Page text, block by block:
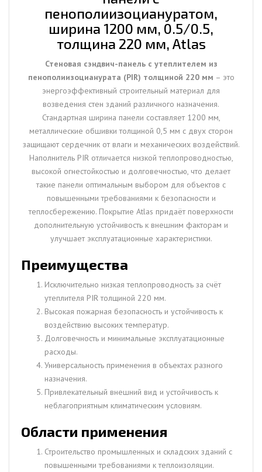
пенополиизоциануратом,
ширина 1200 мм, 0.5/0.5,
толщина 220 мм, Atlas
Стеновая сэндвич-панель с утеплителем из
пенополиизоцианурата (PIR) толщиной 220 мм – это
энергоэффективный строительный материал для
возведения стен зданий различного назначения.
Стандартная ширина панели составляет 1200 мм,
металлические обшивки толщиной 0,5 мм с двух сторон
защищают сердечник от влаги и механических воздействий.
Наполнитель PIR отличается низкой теплопроводностью,
высокой огнестойкостью и долговечностью, что делает
такие панели оптимальным выбором для объектов с
повышенными требованиями к безопасности и
теплосбережению. Покрытие Atlas придаёт поверхности
дополнительную устойчивость к внешним факторам и
улучшает эксплуатационные характеристики.
Преимущества
Исключительно низкая теплопроводность за счёт
утеплителя PIR толщиной 220 мм.
Высокая пожарная безопасность и устойчивость к
воздействию высоких температур.
Долговечность и минимальные эксплуатационные
расходы.
Универсальность применения в объектах разного
назначения.
Привлекательный внешний вид и устойчивость к
неблагоприятным климатическим условиям.
Области применения
Строительство промышленных и складских зданий с
повышенными требованиями к теплоизоляции.